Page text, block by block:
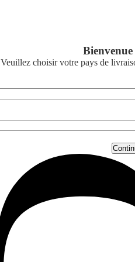
Veuillez choisir votre pays de